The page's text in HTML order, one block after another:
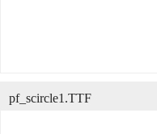
pf_scircle1.TTF